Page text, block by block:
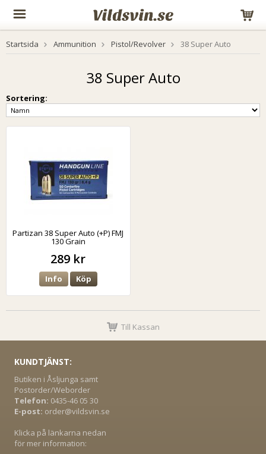
Startsida Ammunition Pistol/Revolver 38 Super Auto
38 Super Auto
Sortering:
Partizan 38 Super Auto (+P) FMJ
130 Grain
289 kr
Info Köp
Till Kassan
KUNDTJÄNST:
Butiken i Åsljunga samt
Postorder/Weborder
Telefon: 0435-46 05 30
E-post: order@vildsvin.se
Klicka på länkarna nedan
för mer information: